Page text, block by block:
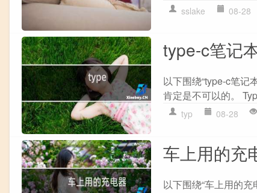
sslake 08-28
type-c笔记
以下围绕“type-c笔记
肯定是不可以的。
typ 08-28
车上用的充
以下围绕“车上用的